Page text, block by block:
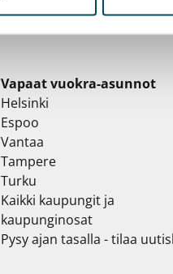
Vapaat vuokra-asunnot
Helsinki
Espoo
Vantaa
Tampere
Turku
Kaikki kaupungit ja
kaupunginosat
Pysy ajan tasalla - tilaa